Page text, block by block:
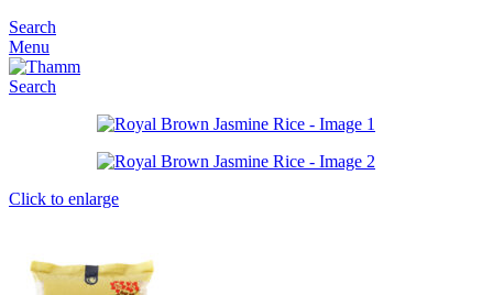
Search
Menu
Search
Click to enlarge